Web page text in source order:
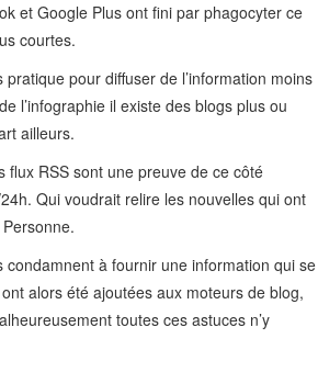
et Google Plus ont fini par phagocyter ce
courtes.
pour diffuser de l’information moins
l’infographie il existe des blogs plus ou
ailleurs.
flux RSS sont une preuve de ce côté
Qui voudrait relire les nouvelles qui ont
condamnent à fournir une information qui se
alors été ajoutées aux moteurs de blog,
toutes ces astuces n’y